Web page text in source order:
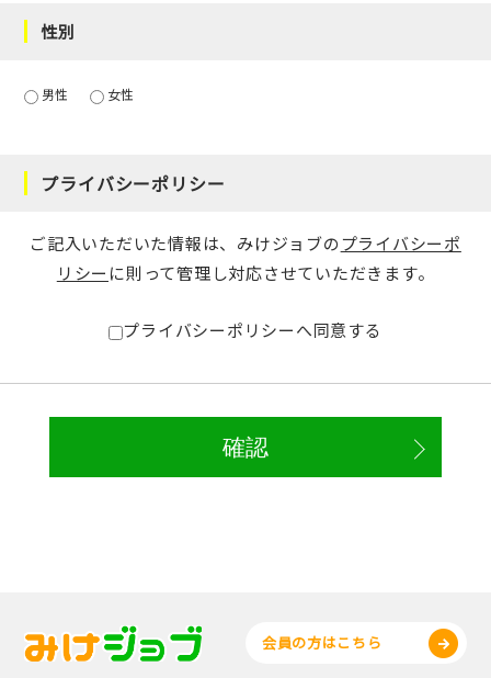
性別
男性 女性
プライバシーポリシー
ご記入いただいた情報は、みけジョブのプライバシーポ
リシー に則って管理し対応させていただきます。
プライバシーポリシーへ同意する
会員の方はこちら